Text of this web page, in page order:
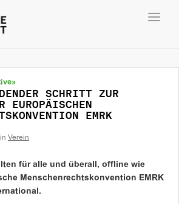
SCHRITT ZUR
EUROPÄISCHEN
EMRK
in Verein
für alle und überall, offline wie
Menschenrechtskonvention EMRK